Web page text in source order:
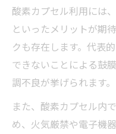
酸素カプセル利用には
といったメリットが期
クも存在します。代表
できないことによる鼓
調不良が挙げられます。
また、酸素カプセル内
め、火気厳禁や電子機